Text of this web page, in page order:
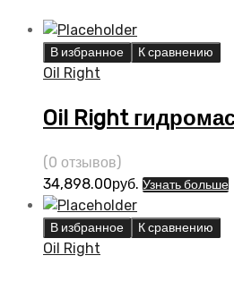
В избранное К сравнению
Oil Right
Oil Right
(0 отзывов)
34,898.00руб. Узнать больше
В избранное К сравнению
Oil Right